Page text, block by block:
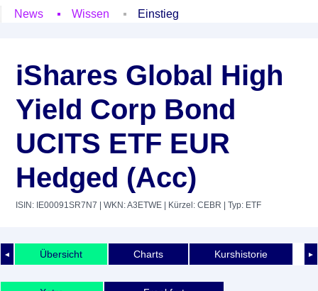
News
Wissen Einstieg
iShares Global High
Yield Corp Bond
UCITS ETF EUR
Hedged (Acc)
ISIN: IE00091SR7N7 | WKN: A3ETWE | Kürzel: CEBR | Typ: ETF
◄ ►
Übersicht Charts Kurshistorie